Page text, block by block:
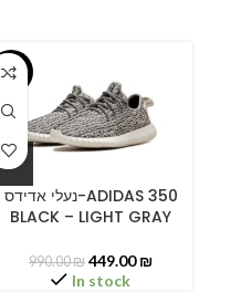
-55%
נעלי אדידס-ADIDAS 350
BLACK – LIGHT GRAY
990.00₪ 449.00₪
In stock